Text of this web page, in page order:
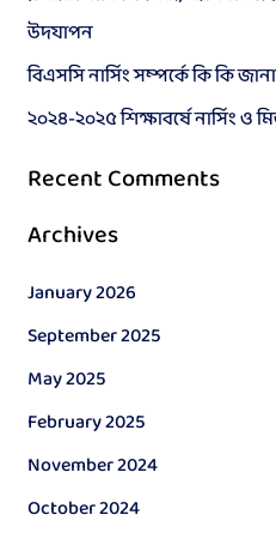
f
r
:
উদযাপন
বিএসসি নার্সিং সম্পর্কে কি কি
২০২৪-২০২৫ শিক্ষাবর্ষে নার্সিং ও
Recent Comments
Archives
January 2026
September 2025
May 2025
February 2025
November 2024
October 2024